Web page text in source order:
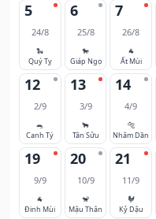
5
24/8
🐍
Quý Tỵ
6
25/8
🐎
Giáp Ngọ
7
26/8
🐐
Ất Mùi
12
2/9
🐀
Canh Tý
13
3/9
🐂
Tân Sửu
14
4/9
🐅
Nhâm Dần
19
9/9
🐐
Đinh Mùi
20
10/9
🐒
Mậu Thân
21
11/9
🐓
Kỷ Dậu